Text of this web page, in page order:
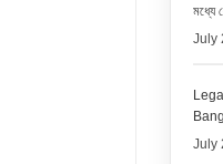
মধ্যে
July
July